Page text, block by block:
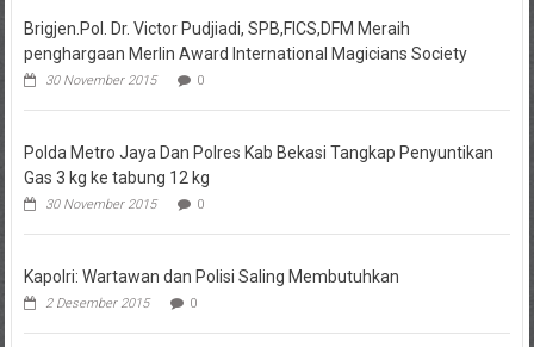
Brigjen.Pol. Dr. Victor Pudjiadi, SPB,FICS,DFM Meraih
penghargaan Merlin Award International Magicians Society
30 November 2015 0
Polda Metro Jaya Dan Polres Kab Bekasi Tangkap Penyuntikan
Gas 3 kg ke tabung 12 kg
30 November 2015 0
Kapolri: Wartawan dan Polisi Saling Membutuhkan
2 Desember 2015 0